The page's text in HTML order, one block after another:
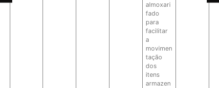
almoxari
fado
para
facilitar
a
movimen
tação
dos
itens
armazen